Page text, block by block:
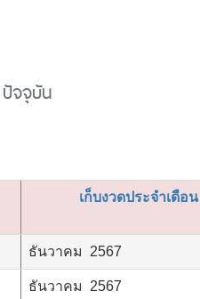
จจุบัน
เก็บงวดประจำเดือน
ธันวาคม 2567
ธันวาคม 2567